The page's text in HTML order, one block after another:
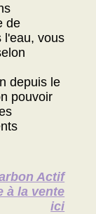
de
l'eau, vous
depuis le
pouvoir
Actif
à la vente
ici